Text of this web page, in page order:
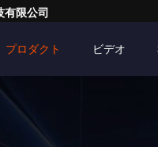
限公司
プロダクト ビデオ